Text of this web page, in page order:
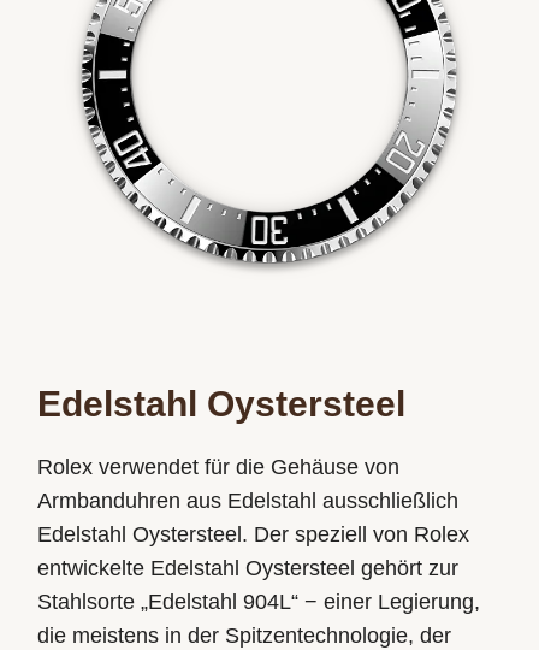
Edelstahl Oystersteel
Rolex verwendet für die Gehäuse von
Armbanduhren aus Edelstahl ausschließlich
Edelstahl Oystersteel. Der speziell von Rolex
entwickelte Edelstahl Oystersteel gehört zur
Stahlsorte „Edelstahl 904L“ − einer Legierung,
die meistens in der Spitzen­technologie, der